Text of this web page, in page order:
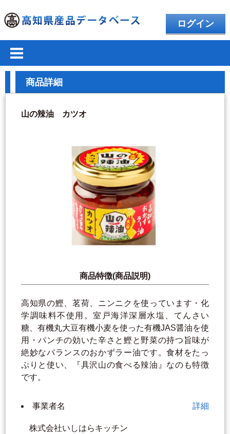
ログイン
商品詳細
山の辣油 カツオ
商品特徴(商品説明)
高知県の鰹、茗荷、ニンニクを使っています・化
学調味料不使用。室戸海洋深層水塩、てんさい
糖、有機丸大豆有機小麦を使った有機JAS醤油を使
用・パンチの効いた辛さと鰹と野菜の持つ旨味が
絶妙なバランスのおかずラー油です。食材をたっ
ぷりと使い、『具沢山の食べる辣油』なのも特徴
です。
事業者名 詳細
株式会社いしはらキッチン